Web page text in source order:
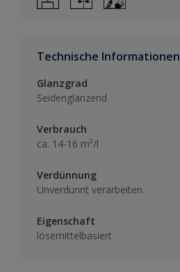
Technische Informationen
Glanzgrad
Seidenglänzend
Verbrauch
ca. 14-16 m²/l
Verdünnung
Unverdünnt verarbeiten.
Eigenschaft
lösemittelbasiert